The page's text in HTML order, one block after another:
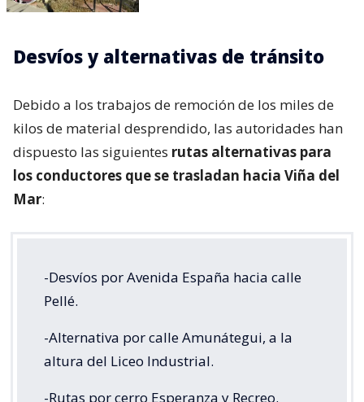
Desvíos y alternativas de tránsito
Debido a los trabajos de remoción de los miles de
kilos de material desprendido, las autoridades han
dispuesto las siguientes rutas alternativas para
los conductores que se trasladan hacia Viña del
Mar:
-Desvíos por Avenida España hacia calle
Pellé.
-Alternativa por calle Amunátegui, a la
altura del Liceo Industrial.
-Rutas por cerro Esperanza y Recreo.